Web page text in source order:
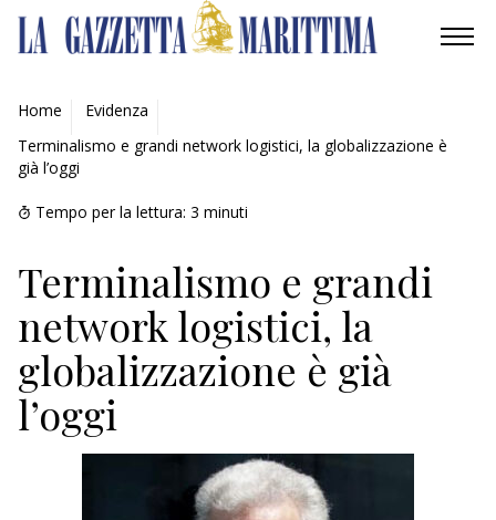
AMBIENTE
MOBILITÀ
INDUSTRIA
ECONOMIA
TURISMO
CULTURA
Home
Evidenza
Terminalismo e grandi network logistici, la globalizzazione è
già l’oggi
Tempo per la lettura: 3 minuti
Terminalismo e grandi
network logistici, la
globalizzazione è già
l’oggi